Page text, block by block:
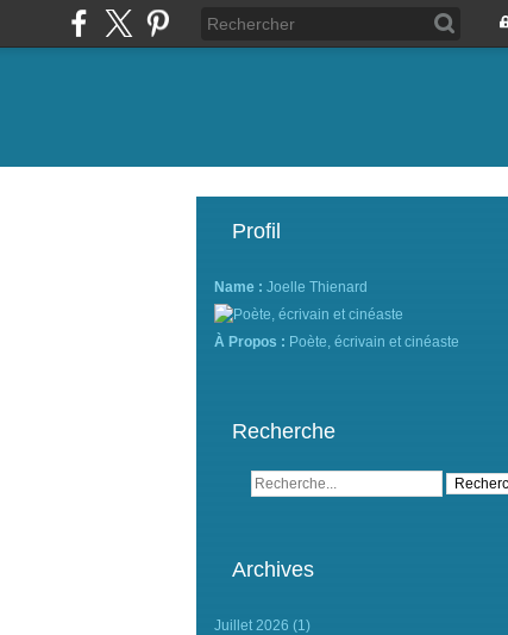
Profil
Name : Joelle Thienard
À Propos : Poète, écrivain et cinéaste
Recherche
Archives
Juillet 2026 (1)